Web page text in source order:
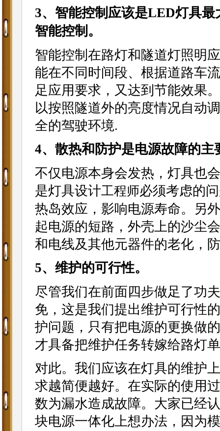
3、智能控制应该是LED灯具
智能控制。
智能控制在路灯和隧道灯照明
能在不同时间段、根据道路车
足应用要求，又达到节能效果
以按照隧道外的亮度情况自动
全的驾驶环境.
4、散热和防护是电源故障的主
不仅电源本身会发热，灯具也
是灯具设计工程师必须考虑的
热岛效应，影响电源寿命。另
起电源的短路，外壳上的沙尘
和电线及其他元器件的老化，
5、维护的可行性。
尽管我们在前面四步做足了功
免，这是我们提出维护可行性
护问题，只有把电源的更换做
才具备把维护任务转嫁给路灯
对此。我们应该在灯具的维护
求越简便越好。在实际的使用
数为漏水造成故障。大家已经
块电源一体化上想办法，因为